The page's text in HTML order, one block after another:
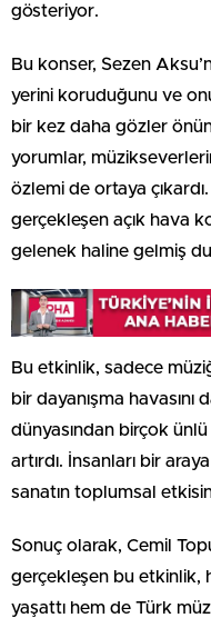
gösteriyor.
Bu konser, Sezen
yerini koruduğunu ve
bir kez daha gözler
yorumlar,
özlemi de ortaya
gerçekleşen açık hava
gelenek haline gelmiş
Bu etkinlik, sadece
bir dayanışma
dünyasından birçok
artırdı. İnsanları bir
sanatın toplumsal
Sonuç olarak, Cemil
gerçekleşen bu etkinlik,
yaşattı hem de Türk